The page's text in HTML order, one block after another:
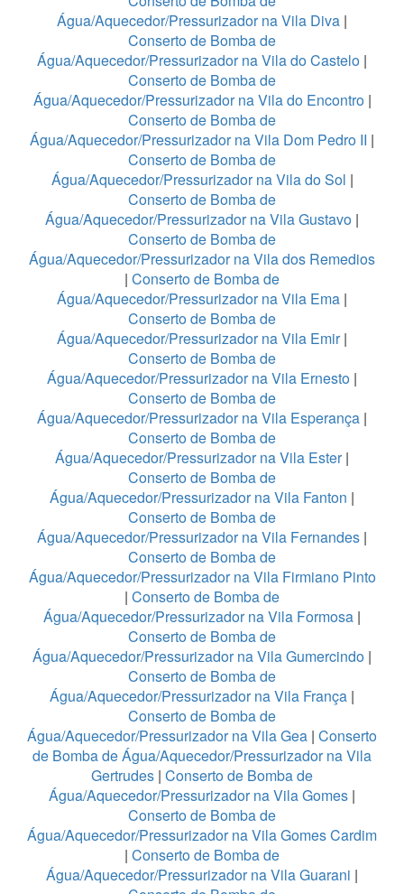
Água/Aquecedor/Pressurizador na Vila Diva |
Conserto de Bomba de
Água/Aquecedor/Pressurizador na Vila do Castelo |
Conserto de Bomba de
Água/Aquecedor/Pressurizador na Vila do Encontro|
Conserto de Bomba de
Água/Aquecedor/Pressurizador na Vila Dom Pedro II |
Conserto de Bomba de
Água/Aquecedor/Pressurizador na Vila do Sol |
Conserto de Bomba de
Água/Aquecedor/Pressurizador na Vila Gustavo |
Conserto de Bomba de
Água/Aquecedor/Pressurizador na Vila dos Remedios
| Conserto de Bomba de
Água/Aquecedor/Pressurizador na Vila Ema |
Conserto de Bomba de
Água/Aquecedor/Pressurizador na Vila Emir|
Conserto de Bomba de
Água/Aquecedor/Pressurizador na Vila Ernesto |
Conserto de Bomba de
Água/Aquecedor/Pressurizador na Vila Esperança |
Conserto de Bomba de
Água/Aquecedor/Pressurizador na Vila Ester|
Conserto de Bomba de
Água/Aquecedor/Pressurizador na Vila Fanton |
Conserto de Bomba de
Água/Aquecedor/Pressurizador na Vila Fernandes |
Conserto de Bomba de
Água/Aquecedor/Pressurizador na Vila Firmiano Pinto
| Conserto de Bomba de
Água/Aquecedor/Pressurizador na Vila Formosa |
Conserto de Bomba de
Água/Aquecedor/Pressurizador na Vila Gumercindo |
Conserto de Bomba de
Água/Aquecedor/Pressurizador na Vila França |
Conserto de Bomba de
Água/Aquecedor/Pressurizador na Vila Gea | Conserto
de Bomba de Água/Aquecedor/Pressurizador na Vila
Gertrudes | Conserto de Bomba de
Água/Aquecedor/Pressurizador na Vila Gomes |
Conserto de Bomba de
Água/Aquecedor/Pressurizador na Vila Gomes Cardim
| Conserto de Bomba de
Água/Aquecedor/Pressurizador na Vila Guarani |